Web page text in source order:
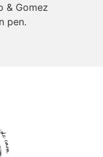
& Gomez
pen.